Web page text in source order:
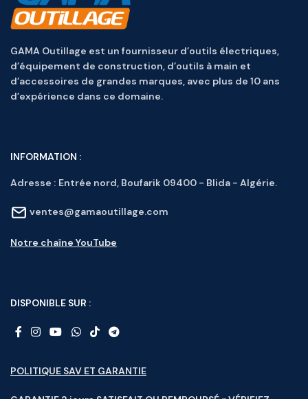
GAMA Outillage est un fournisseur d’outils électriques,
d’équipement de construction, d’outils à main et
d’accessoires de grandes marques, avec plus de 10 ans
d’expérience dans ce domaine.
INFORMATION :
Adresse : Entrée nord, Boufarik 09400 - Blida - Algérie.
ventes@gamaoutillage.com
Notre chaîne YouTube
DISPONIBLE SUR :
POLITIQUE SAV ET GARANTIE